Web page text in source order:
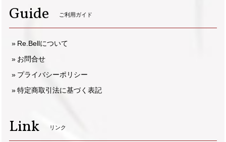
Guide ご利用ガイド
Re.Bellについて
お問合せ
プライバシーポリシー
特定商取引法に基づく表記
Link リンク